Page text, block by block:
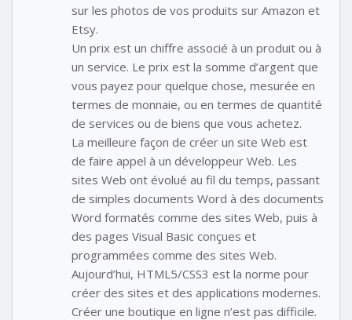
sur les photos de vos produits sur Amazon et
Etsy.
Un prix est un chiffre associé à un produit ou à
un service. Le prix est la somme d’argent que
vous payez pour quelque chose, mesurée en
termes de monnaie, ou en termes de quantité
de services ou de biens que vous achetez.
La meilleure façon de créer un site Web est
de faire appel à un développeur Web. Les
sites Web ont évolué au fil du temps, passant
de simples documents Word à des documents
Word formatés comme des sites Web, puis à
des pages Visual Basic conçues et
programmées comme des sites Web.
Aujourd’hui, HTML5/CSS3 est la norme pour
créer des sites et des applications modernes.
Créer une boutique en ligne n’est pas difficile.